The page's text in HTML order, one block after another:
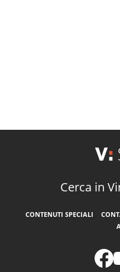
Cerca in
CONTENUTI SPECIALI